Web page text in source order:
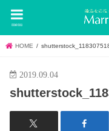
menu
HOME
2019.09.04